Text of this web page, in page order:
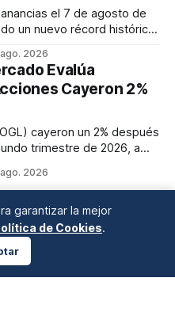
el 7 de agosto de
un nuevo récord histórico
escaló 1.3% a 26,690.62.
de empleo de julio
2026
Evalúa
Cayeron 2%
cayeron un 2% después
trimestre de 2026, a
en ingresos de la nube y
que evalúa el impacto
2026
garantizar la mejor
de Cookies.